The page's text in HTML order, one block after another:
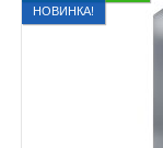
НОВИНКА!